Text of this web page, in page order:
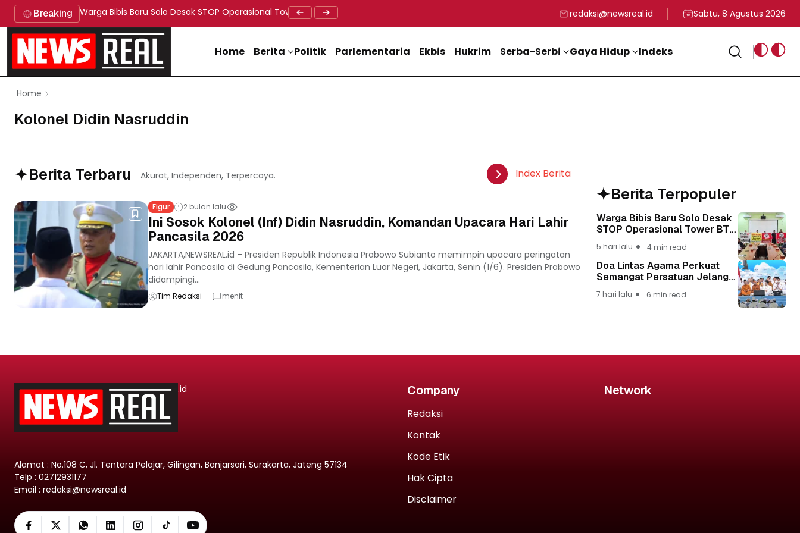
Breaking Warga Bibis Baru Solo Desak STOP Operasional Tower BTS, Diwa : Nyawa dan Keselamatan Warga Lebih Berharga
Doa Lintas Agama Perkuat Semangat Persatuan Jelang HUT ke-81 Kemerdekaan RIDukung MBG, Kadin Apresiasi Kepemimpinan Presiden Prabowo yang
Staf Khusus Menag RI
redaksi@newsreal.id Sabtu, 8 Agustus 2026
Home Berita Politik Parlementaria Ekbis Hukrim Serba-Serbi Gaya Hidup Indeks
Home
Kolonel Didin Nasruddin
Berita Terbaru Akurat, Independen, Terpercaya. Index Berita
Figur 2 bulan lalu
Ini Sosok Kolonel (Inf) Didin Nasruddin, Komandan Upacara Hari Lahir
Pancasila 2026
JAKARTA,NEWSREAL.id – Presiden Republik Indonesia Prabowo Subianto memimpin upacara peringatan
hari lahir Pancasila di Gedung Pancasila, Kementerian Luar Negeri, Jakarta, Senin (1/6).⁠ Presiden Prabowo
didampingi...
Tim Redaksi menit
Berita Terpopuler
Warga Bibis Baru Solo Desak
STOP Operasional Tower BTS,
Keselamatan Warga Lebih
Berharga
5 hari lalu 4 min read
Doa Lintas Agama Perkuat
Semangat Persatuan Jelang
7 hari lalu 6 min read
.id
Alamat : No.108 C, Jl. Tentara Pelajar, Gilingan, Banjarsari, Surakarta, Jateng 57134
Telp : 02712931177
Email : redaksi@newsreal.id
Company
Redaksi
Kontak
Kode Etik
Hak Cipta
Disclaimer
Network